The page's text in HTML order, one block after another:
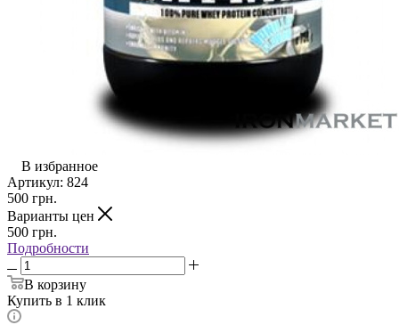
В избранное
Артикул: 824
500 грн.
Варианты цен
500 грн.
Подробности
В корзину
Купить в 1 клик